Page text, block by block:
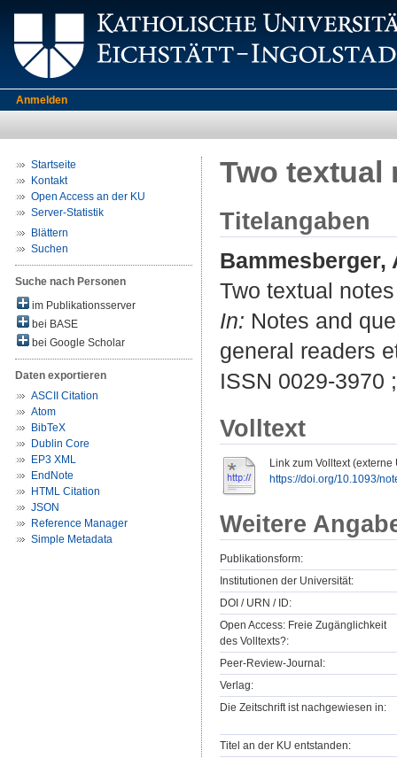
Anmelden
Startseite
Kontakt
Open Access an der KU
Server-Statistik
Blättern
Suchen
Suche nach Personen
im Publikationsserver
bei BASE
bei Google Scholar
Daten exportieren
ASCII Citation
Atom
BibTeX
Dublin Core
EP3 XML
EndNote
HTML Citation
JSON
Reference Manager
Simple Metadata
Two textual
Titelangaben
Bammesberger,
Two textual
In: Notes and
general readers
ISSN 0029-3970
Volltext
Link zum Volltext (externe
https://doi.org/10.1093/
Weitere
Publikationsform:
Institutionen der Universität:
DOI / URN / ID:
Open Access: Freie Zugänglichkeit
des Volltexts?:
Peer-Review-Journal:
Verlag:
Die Zeitschrift ist nachgewiesen in:
Titel an der KU entstanden: